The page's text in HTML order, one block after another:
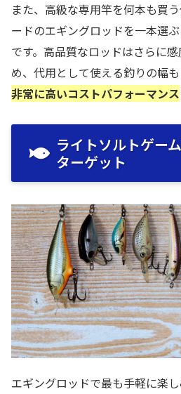
また、高級な専用竿を何本も買
ードのエギングロッドを一本選
です。高品質なロッドはさらに
め、代用として使える釣りの幅
非常に高いコストパフォーマンス
ライトソルトゲー
ターゲット
エギングロッドで最も手軽に楽